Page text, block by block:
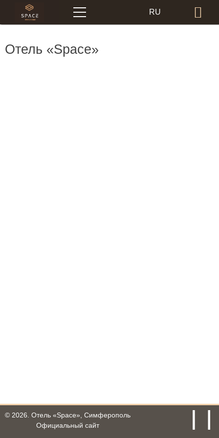
Меню RU
Отель «Space»
© 2026. Отель «Space», Симферополь
Официальный сайт